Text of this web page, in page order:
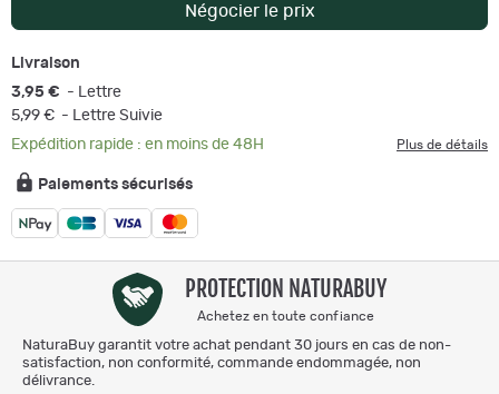
Négocier le prix
Livraison
3,95 € - Lettre
5,99 € - Lettre Suivie
Expédition rapide : en moins de 48H
Plus de détails
Paiements sécurisés
PROTECTION NATURABUY
Achetez en toute confiance
NaturaBuy garantit votre achat pendant 30 jours en cas de non-
satisfaction, non conformité, commande endommagée, non
délivrance.